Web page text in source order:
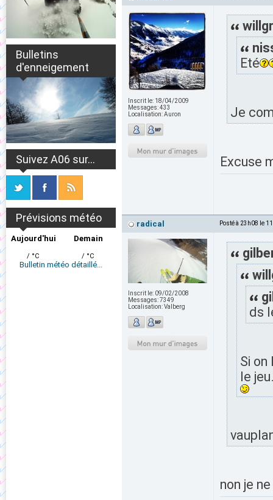
Bulletins
d'enneigement
Suivez A06 sur...
Prévisions météo
Aujourd'hui
/ °C
Demain
/ °C
Bulletin météo détaillé...
Inscrit le: 18/04/2009
Messages:433
Localisation:Auron
Eté
Je
Excuse
radical Posté à 23h08 le
Inscrit le: 09/02/2008
Messages:7349
Localisation:Valberg
ds
Si
le
non je